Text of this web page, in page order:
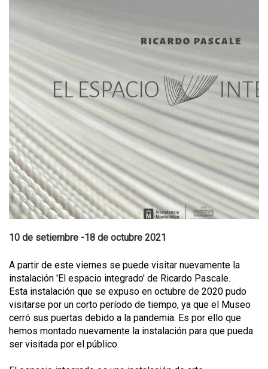
10 de setiembre -18 de octubre 2021
A partir de este viernes se puede visitar nuevamente la
instalación 'El espacio integrado' de Ricardo Pascale.
Esta instalación que se expuso en octubre de 2020 pudo
visitarse por un corto período de tiempo, ya que el Museo
cerró sus puertas debido a la pandemia. Es por ello que
hemos montado nuevamente la instalación para que pueda
ser visitada por el público.